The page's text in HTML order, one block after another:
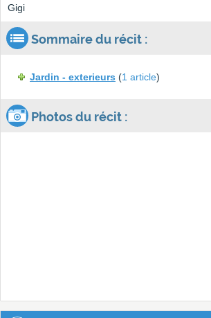
Gigi
Sommaire du récit :
Jardin - exterieurs (1 article)
Photos du récit :